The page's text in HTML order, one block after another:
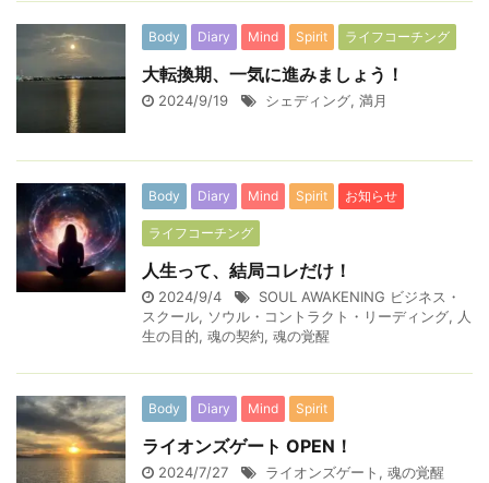
Body Diary Mind Spirit ライフコーチング
大転換期、一気に進みましょう！
2024/9/19 シェディング, 満月
Body Diary Mind Spirit お知らせ
ライフコーチング
人生って、結局コレだけ！
2024/9/4
SOUL AWAKENING ビジネス・
スクール, ソウル・コントラクト・リーディング, 人
生の目的, 魂の契約, 魂の覚醒
Body Diary Mind Spirit
ライオンズゲート OPEN！
2024/7/27 ライオンズゲート , 魂の覚醒